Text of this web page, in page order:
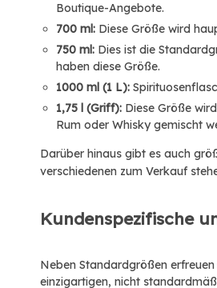
Boutique-Angebote.
700 ml: Diese Größe wird
750 ml: Dies ist die
haben diese Größe.
1000 ml (1 L):
1,75 l (Griff): Diese Größe
Rum oder Whisky gemischt
Darüber hinaus gibt es auch
verschiedenen zum Verkauf
Kundenspezifische
Neben Standardgrößen
einzigartigen, nicht